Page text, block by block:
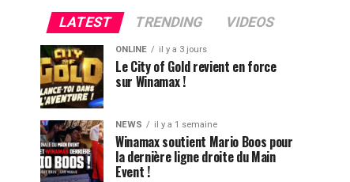
LATEST TRENDING VIDEOS
ONLINE il y a 3 jours
Le City of Gold revient en force
sur Winamax !
NEWS il y a 1 semaine
Winamax soutient Mario Boos pour
la dernière ligne droite du Main
Event !